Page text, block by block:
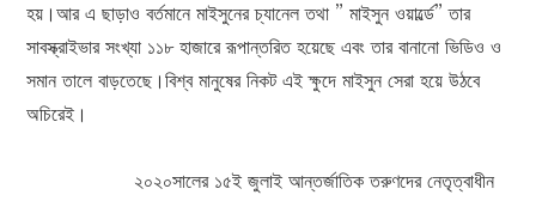
হয়।আর এ ছাড়াও বর্তমানে মাইসুনের চ্যানেল তথা ” মাইসুন ওয়ার্ল্ডে” তার
সাবস্ক্রাইভার সংখ্যা ১১৮ হাজারে রূপান্তরিত হয়েছে এবং তার বানানো ভিডিও ও
সমান তালে বাড়তেছে।বিশ্ব মানুষের নিকট এই ক্ষুদে মাইসুন সেরা হয়ে উঠবে
অচিরেই।
২০২০সালের ১৫ই জুলাই আন্তর্জাতিক তরুণদের নেতৃত্বাধীন